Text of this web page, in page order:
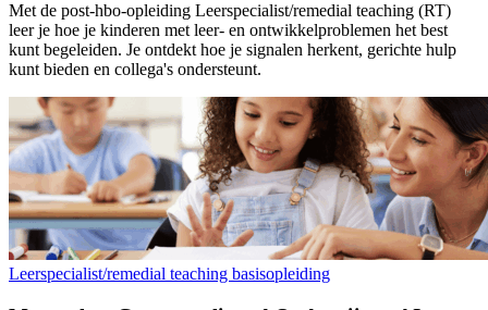
Met de post-hbo-opleiding Leerspecialist/remedial teaching (RT)
leer je hoe je kinderen met leer- en ontwikkelproblemen het best
kunt begeleiden. Je ontdekt hoe je signalen herkent, gerichte hulp
kunt bieden en collega's ondersteunt.
Leerspecialist/remedial teaching basisopleiding